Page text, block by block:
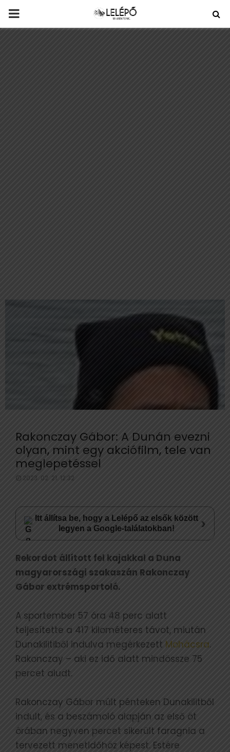
PRIMARY
Rakonczay Gábor: A Dunán evezni
olyan, mint egy akciófilm, tele van
meglepetéssel
2023. 02. 21. 12:32
Itt állítsa be, hogy a Lelépő az elsők között
legyen a Google-találatokban!
›
Rekordot állított fel kajakkal a Duna
magyarországi szakaszán Rakonczay
Gábor extrémsportoló.
A sportember 57 óra 48 perc alatt
teljesítette a 417 kilométeres távot, miután
Dunakilitiből indulva megérkezett Mohácsra.
Rakonczay – aki ez idő alatt mindössze 75
percet aludt.
Rakonczay Gábor múlt pénteken Dunakilitből
indult, és a beszámoló alapján az első öt
órában negyven percet sikerült faragnia a
tervezett menetidőhöz képest. Estére